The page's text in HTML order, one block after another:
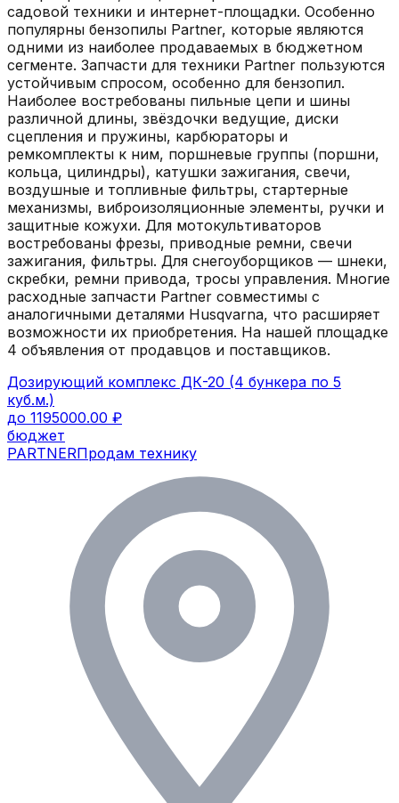
садовой техники и интернет-площадки. Особенно
популярны бензопилы Partner, которые являются
одними из наиболее продаваемых в бюджетном
сегменте. Запчасти для техники Partner пользуются
устойчивым спросом, особенно для бензопил.
Наиболее востребованы пильные цепи и шины
различной длины, звёздочки ведущие, диски
сцепления и пружины, карбюраторы и
ремкомплекты к ним, поршневые группы (поршни,
кольца, цилиндры), катушки зажигания, свечи,
воздушные и топливные фильтры, стартерные
механизмы, виброизоляционные элементы, ручки и
защитные кожухи. Для мотокультиваторов
востребованы фрезы, приводные ремни, свечи
зажигания, фильтры. Для снегоуборщиков — шнеки,
скребки, ремни привода, тросы управления. Многие
расходные запчасти Partner совместимы с
аналогичными деталями Husqvarna, что расширяет
возможности их приобретения. На нашей площадке
4 объявления от продавцов и поставщиков.
Дозирующий комплекс ДК-20 (4 бункера по 5
куб.м.)
до 1195000.00 ₽
бюджет
PARTNERПродам технику